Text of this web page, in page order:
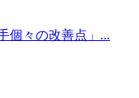
個々の改善点」...